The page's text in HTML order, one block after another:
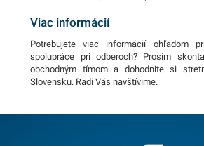
Viac informácií
Potrebujete viac informácií ohľadom
spolupráce pri odberoch? Prosím
obchodným tímom a dohodnite si
Slovensku. Radi Vás navštívime.